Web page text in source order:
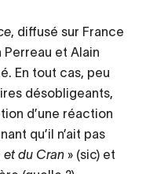
, diffusé sur France
Perreau et Alain
En tout cas, peu
désobligeants,
d’une réaction
qu’il n’ait pas
et du Cran » (sic) et